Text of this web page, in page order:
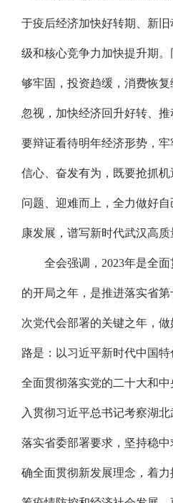
于疫后经济加快好转期、新
级和核心竞争力加快提升期
够牢固，投资趋缓，消费恢
忽视，加快经济回升好转、推
要辩证看待明年经济形势，
信心、奋发有为，既要抢抓
问题、迎难而上，全力做好
康发展，谱写新时代武汉高质
全会强调，2023年是全
的开局之年，是推进落实省
次党代会部署的关键之年，
路是：以习近平新时代中国特
全面贯彻落实党的二十大和
入贯彻习近平总书记考察湖
落实省委部署要求，坚持稳
确全面贯彻新发展理念，着